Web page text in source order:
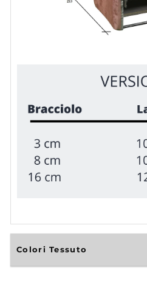
Colori Tessuto